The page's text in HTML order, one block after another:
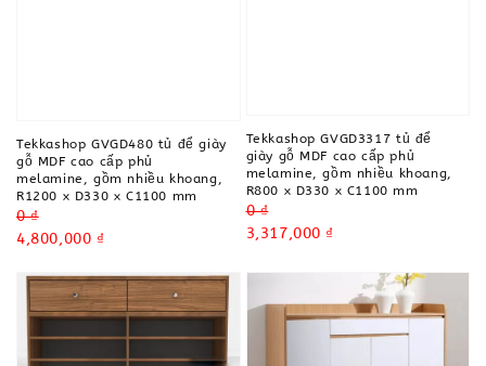
Tekkashop GVGD480 tủ để giày
gỗ MDF cao cấp phủ
melamine, gồm nhiều khoang,
R1200 x D330 x C1100 mm
Regular
price
0 ₫
Sale
4,800,000 ₫
Tekkashop GVGD3317 tủ để
giày gỗ MDF cao cấp phủ
melamine, gồm nhiều khoang,
R800 x D330 x C1100 mm
Regular
price
0 ₫
Sale
3,317,000 ₫